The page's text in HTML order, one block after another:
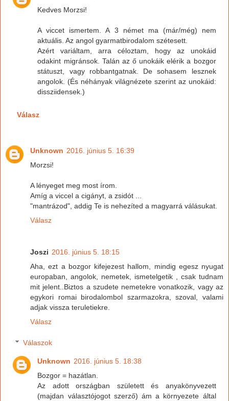
Kedves Morzsi!
A viccet ismertem. A 3 német ma (már/még) nem
aktuális. Az angol gyarmatbirodalom szétesett.
Azért variáltam, arra céloztam, hogy az unokáid
odakint migránsok. Talán az ő unokáik elérik a bozgor
státuszt, vagy robbantgatnak. De sohasem lesznek
angolok. (És néhányak világnézete szerint az unokáid:
dissziidensek.)
Válasz
Unknown 2016. június 5. 16:39
Morzsi!
A lényeget meg most írom.
Amíg a viccel a cigányt, a zsidót ...
"mantrázod", addig Te is nehezíted a magyarrá válásukat.
Válasz
Joszi 2016. június 5. 18:15
Aha, ezt a bozgor kifejezest hallom, mindig egesz nyugat
europaban, angolok, nemetek, ismetelgetik , csak tudnam
mit jelent..Biztos a szudete nemetekre vonatkozik, vagy az
egykori romai birodalombol szarmazokra, szoval, valami
adjak vissza teruletiekre.
Válasz
Válaszok
Unknown 2016. június 5. 18:38
Bozgor = hazátlan.
Az adott országban született és anyakönyvezett
(majdan választójogot szerző) ám a környezete által